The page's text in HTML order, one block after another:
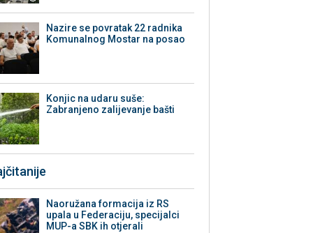
Nazire se povratak 22 radnika
Komunalnog Mostar na posao
Konjic na udaru suše:
Zabranjeno zalijevanje bašti
Naoružana formacija iz RS
upala u Federaciju, specijalci
MUP-a SBK ih otjerali